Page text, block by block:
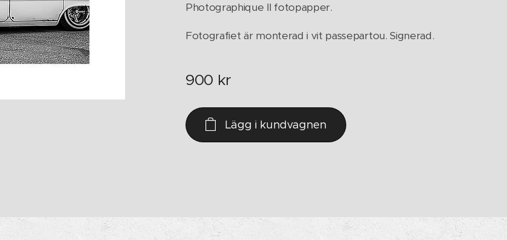
Photographique II fotopapper.
Fotografiet är monterad i vit passepartou. Signerad.
900 kr
Lägg i kundvagnen